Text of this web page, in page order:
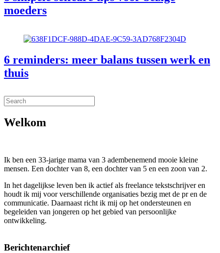
moeders
6 reminders: meer balans tussen werk en
thuis
Welkom
Ik ben een 33-jarige mama van 3 adembenemend mooie kleine
mensen. Een dochter van 8, een dochter van 5 en een zoon van 2.
In het dagelijkse leven ben ik actief als freelance tekstschrijver en
houdt ik mij voor verschillende organisaties bezig met de pr en de
communicatie. Daarnaast richt ik mij op het ondersteunen en
begeleiden van jongeren op het gebied van persoonlijke
ontwikkeling.
Berichtenarchief